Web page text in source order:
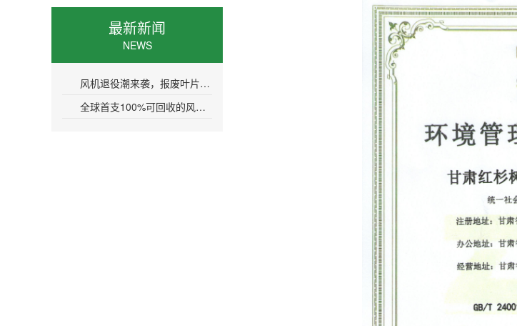
最新新闻
NEWS
风机退役潮来袭，报废叶片处置难题如何解？
全球首支100%可回收的风机叶片推出！